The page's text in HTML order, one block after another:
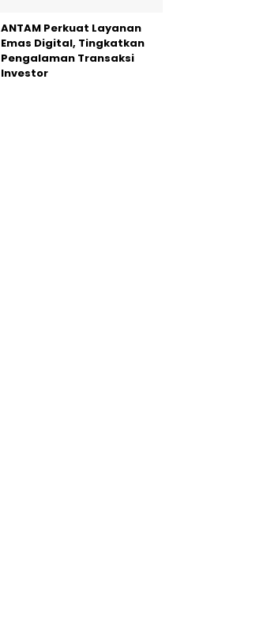
ANTAM Perkuat Layanan
Emas Digital, Tingkatkan
Pengalaman Transaksi
Investor